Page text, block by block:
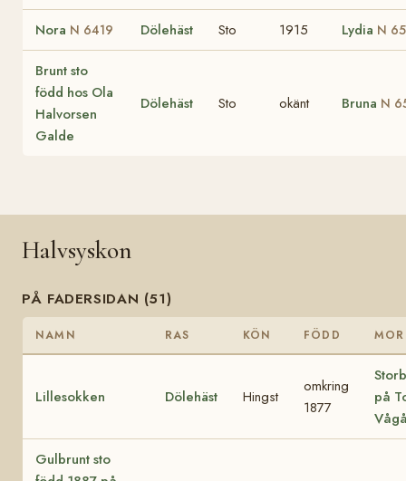
Nora N 6419 Dölehäst Sto 1915 Lydia N
Brunt sto
född hos Ola
Halvorsen
Galde
Dölehäst Sto okänt Bruna N
Halvsyskon
PÅ FADERSIDAN (51)
NAMN RAS KÖN FÖDD MOR
Lillesokken Dölehäst Hingst
omkring
1877
på
Gulbrunt sto